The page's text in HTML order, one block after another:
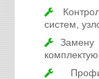
систем,
Замену